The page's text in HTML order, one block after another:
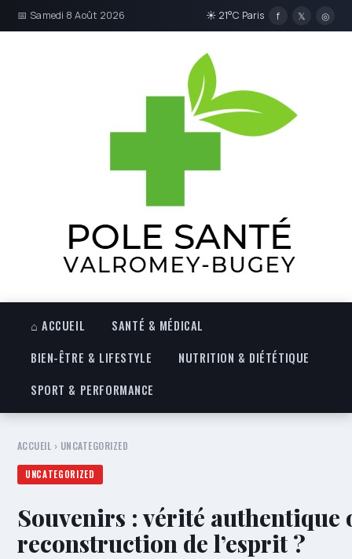
📅 Samedi 8 Août 2026 ☀ 21°C Paris f 𝕏 ◎
⌂ ACCUEIL
SANTÉ & MÉDICAL
BIEN-ÊTRE & LIFESTYLE
NUTRITION & DIÉTÉTIQUE
SPORT & PERFORMANCE
ACCUEIL › UNCATEGORIZED
UNCATEGORIZED
Souvenirs : vérité authentique
reconstruction de l’esprit ?